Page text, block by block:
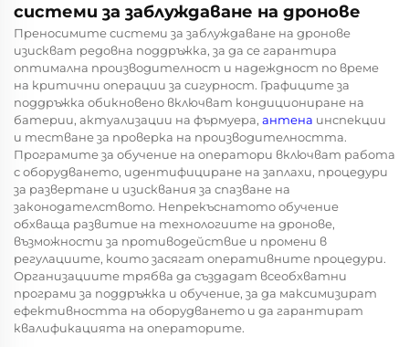
системи за заблуждаване на дронове
Преносимите системи за заблуждаване на дронове
изискват редовна поддръжка, за да се гарантира
оптимална производителност и надеждност по време
на критични операции за сигурност. Графиците за
поддръжка обикновено включват кондициониране на
батерии, актуализации на фърмуера, антена инспекции
и тестване за проверка на производителността.
Програмите за обучение на оператори включват работа
с оборудването, идентифициране на заплахи, процедури
за развертане и изисквания за спазване на
законодателството. Непрекъснатото обучение
обхваща развитие на технологиите на дронове,
възможности за противодействие и промени в
регулациите, които засягат оперативните процедури.
Организациите трябва да създадат всеобхватни
програми за поддръжка и обучение, за да максимизират
ефективността на оборудването и да гарантират
квалификацията на операторите.